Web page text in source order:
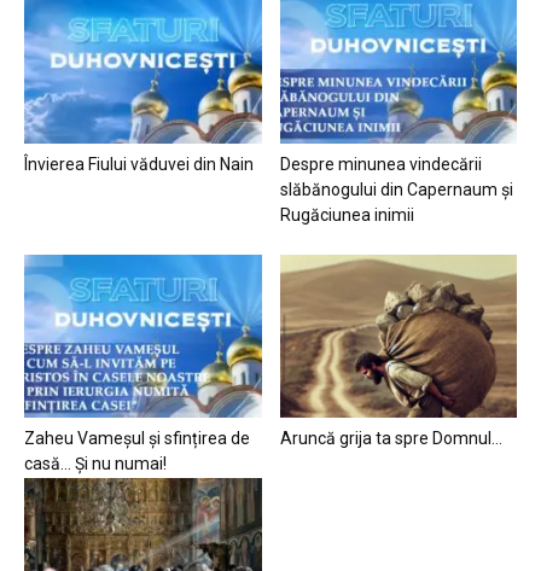
Învierea Fiului văduvei din Nain
Despre minunea vindecării
slăbănogului din Capernaum și
Rugăciunea inimii
Zaheu Vameșul și sfințirea de
casă… Și nu numai!
Aruncă grija ta spre Domnul…